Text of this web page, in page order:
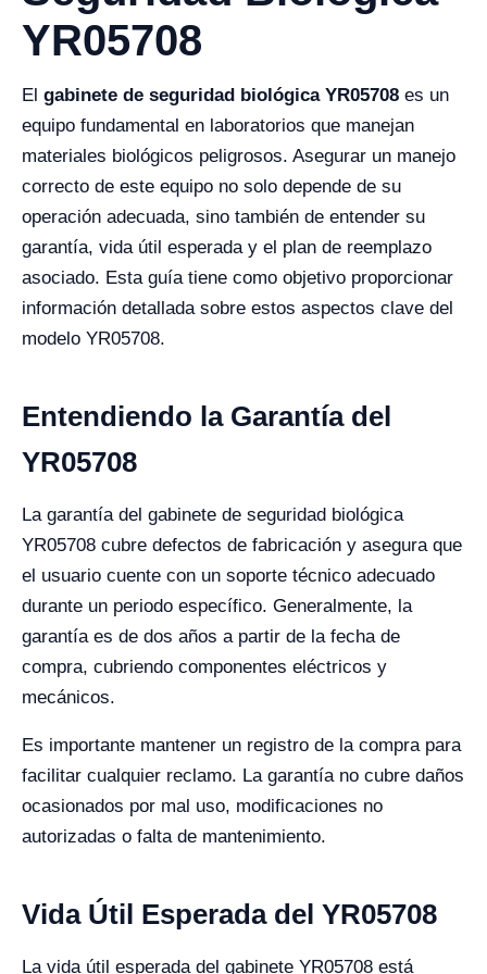
YR05708
El gabinete de seguridad biológica YR05708 es un
equipo fundamental en laboratorios que manejan
materiales biológicos peligrosos. Asegurar un manejo
correcto de este equipo no solo depende de su
operación adecuada, sino también de entender su
garantía, vida útil esperada y el plan de reemplazo
asociado. Esta guía tiene como objetivo proporcionar
información detallada sobre estos aspectos clave del
modelo YR05708.
Entendiendo la Garantía del
YR05708
La garantía del gabinete de seguridad biológica
YR05708 cubre defectos de fabricación y asegura que
el usuario cuente con un soporte técnico adecuado
durante un periodo específico. Generalmente, la
garantía es de dos años a partir de la fecha de
compra, cubriendo componentes eléctricos y
mecánicos.
Es importante mantener un registro de la compra para
facilitar cualquier reclamo. La garantía no cubre daños
ocasionados por mal uso, modificaciones no
autorizadas o falta de mantenimiento.
Vida Útil Esperada del YR05708
La vida útil esperada del gabinete YR05708 está